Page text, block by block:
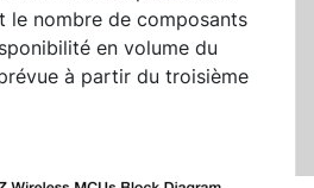
le nombre de composants
en volume du
à partir du troisième